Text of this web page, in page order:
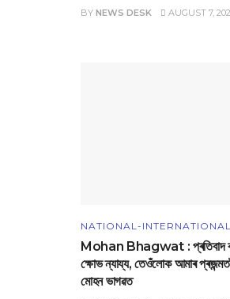
BY NEWS DESK AUGUST 7,
NATIONAL-INTERNATIONAL
Mohan Bhagwat : প্ৰতিবাদ
ক্ষোভ ন্যায্য, তেওঁলোক আমাৰ
মোহন ভাগৱত